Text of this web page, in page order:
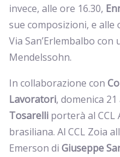
invece, alle ore 16.30,
sue composizioni, e alle
Via San’Erlembalbo
Mendelssohn.
In collaborazione con
Lavoratori, domenica
Tosarelli porterà al CCL
brasiliana. Al CCL Zoia
Emerson di Giuseppe